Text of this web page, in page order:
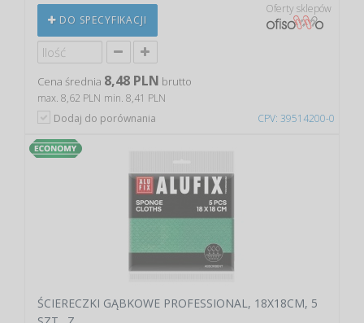
CPV: 39514200-0
DO SPECYFIKACJI
Oferty sklepów
Cena średnia 8,48 PLN brutto
max. 8,62 PLN min. 8,41 PLN
Dodaj do porównania
ŚCIERECZKI GĄBKOWE PROFESSIONAL, 18X18CM, 5